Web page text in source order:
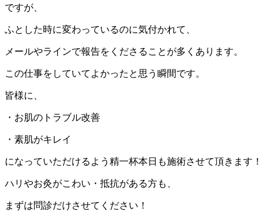
ですが、
ふとした時に変わっているのに気付かれて、
メールやラインで報告をくださることが多くあります。
この仕事をしていてよかったと思う瞬間です。
皆様に、
・お肌のトラブル改善
・素肌がキレイ
になっていただけるよう精一杯本日も施術させて頂きます！
ハリやお灸がこわい・抵抗がある方も、
まずは問診だけさせてください！